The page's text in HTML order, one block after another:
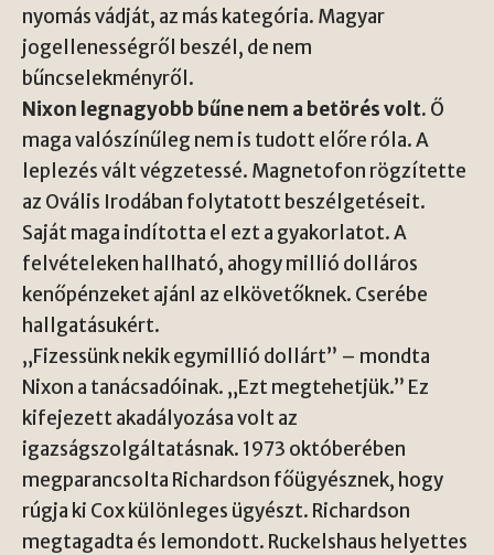
nyomás vádját, az más kategória. Magyar
jogellenességről beszél, de nem
bűncselekményről.
Nixon legnagyobb bűne nem a betörés volt. Ő
maga valószínűleg nem is tudott előre róla. A
leplezés vált végzetessé. Magnetofon rögzítette
az Ovális Irodában folytatott beszélgetéseit.
Saját maga indította el ezt a gyakorlatot. A
felvételeken hallható, ahogy millió dolláros
kenőpénzeket ajánl az elkövetőknek. Cserébe
hallgatásukért.
„Fizessünk nekik egymillió dollárt” – mondta
Nixon a tanácsadóinak. „Ezt megtehetjük.” Ez
kifejezett akadályozása volt az
igazságszolgáltatásnak. 1973 októberében
megparancsolta Richardson főügyésznek, hogy
rúgja ki Cox különleges ügyészt. Richardson
megtagadta és lemondott. Ruckelshaus helyettes